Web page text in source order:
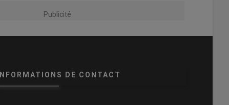
Publicité
INFORMATIONS DE CONTACT